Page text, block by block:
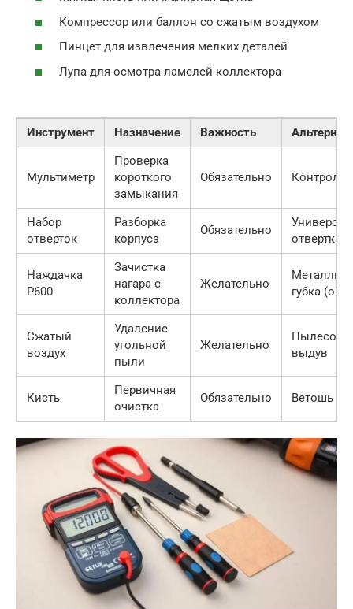
Компрессор или баллон со сжатым воздухом
Пинцет для извлечения мелких деталей
Лупа для осмотра ламелей коллектора
Инструмент Назначение Важность
Мультиметр
Проверка
короткого
замыкания
Обязательно
Набор
отверток
Разборка
корпуса
Обязательно
отвертка
Наждачка
P600
Зачистка
нагара с
коллектора
Желательно
губка
Сжатый
воздух
Удаление
угольной
пыли
Желательно
Пылесос
выдув
Кисть
Первичная
очистка
Обязательно Ветошь